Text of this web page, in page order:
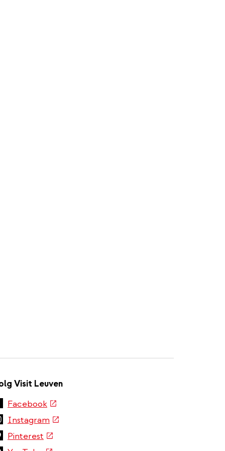
Visit Leuven
Facebook(externe
link)
Instagram (externe
link)
Pinterest (externe
link)